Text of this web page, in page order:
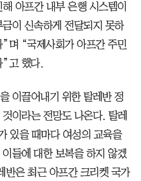
아프간 내부 은행 시스템이
이 신속하게 전달되지 못하
며 “국제사회가 아프간 주민
”고 했다.
이끌어내기 위한 탈레반 정
이라는 전망도 나온다. 탈레
있을 때마다 여성의 교육을
들에 대한 보복을 하지 않겠
반은 최근 아프간 크리켓 국가